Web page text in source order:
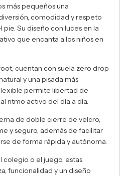
más pequeños una
comodidad y respeto
Su diseño con luces en la
que encanta a los niños en
cuentan con suela zero drop
y una pisada más
permite libertad de
ritmo activo del día a día.
de doble cierre de velcro,
y seguro, además de facilitar
de forma rápida y autónoma.
colegio o el juego, estas
funcionalidad y un diseño